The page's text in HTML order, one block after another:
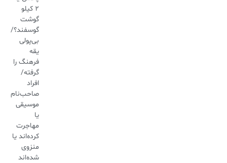
۲ کیلو
گوشت
گوسفند؟/
بی‌پولی
یقه
فرهنگ را
گرفته/
افراد
صاحب‌نام
موسیقی
یا
مهاجرت
کرده‌اند یا
منزوی
شده‌اند